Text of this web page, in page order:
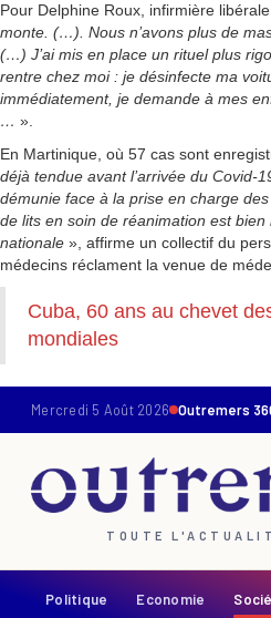
Pour Delphine Roux, infirmière
monte. (…). Nous n’avons plus de
(…) J’ai mis en place un rituel plus
rentre chez moi : je désinfecte ma
immédiatement, je demande à mes
… ».
En Martinique, où 57 cas sont
déjà tendue avant l’arrivée du Covid-
démunie face à la prise en charge
de lits en soin de réanimation est
nationale », affirme un collectif du
médecins réclament la venue de
Cuba, 60 ans au chevet
mondiales